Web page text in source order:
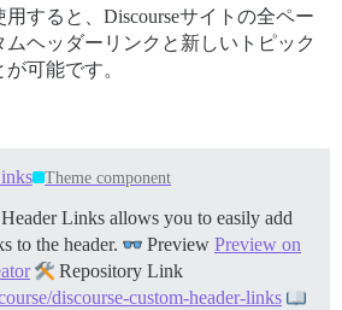
すると、Discourseサイトの全ペー
ヘッダーリンクと新しいトピック
可能です。
Theme component
Links allows you to easily add
to the header.
Preview Preview on
Repository Link
discourse-custom-header-links